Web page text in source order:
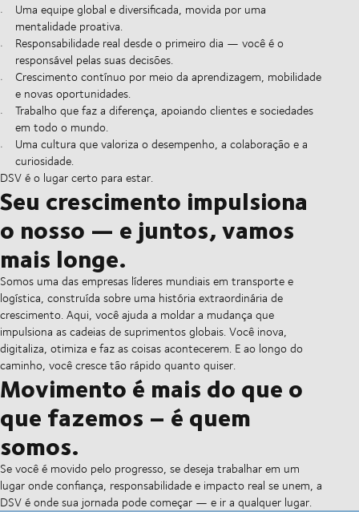
Uma equipe global e diversificada, movida por uma
mentalidade proativa.
Responsabilidade real desde o primeiro dia — você é o
responsável pelas suas decisões.
Crescimento contínuo por meio da aprendizagem, mobilidade
e novas oportunidades.
Trabalho que faz a diferença, apoiando clientes e sociedades
em todo o mundo.
Uma cultura que valoriza o desempenho, a colaboração e a
curiosidade.
DSV é o lugar certo para estar.
Seu crescimento impulsiona
o nosso — e juntos, vamos
mais longe.
Somos uma das empresas líderes mundiais em transporte e
logística, construída sobre uma história extraordinária de
crescimento. Aqui, você ajuda a moldar a mudança que
impulsiona as cadeias de suprimentos globais. Você inova,
digitaliza, otimiza e faz as coisas acontecerem. E ao longo do
caminho, você cresce tão rápido quanto quiser.
Movimento é mais do que o
que fazemos – é quem
somos.
Se você é movido pelo progresso, se deseja trabalhar em um
lugar onde confiança, responsabilidade e impacto real se unem, a
DSV é onde sua jornada pode começar — e ir a qualquer lugar.